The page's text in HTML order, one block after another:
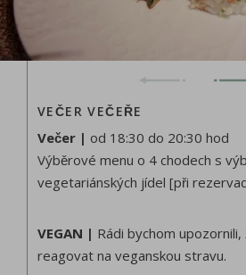
VEČER VEČEŘE
Večer | od 18:30 do 20:30 hod
Výběrové menu o 4 chodech s
vegetariánských jídel [při
VEGAN | Rádi bychom
reagovat na veganskou stravu.